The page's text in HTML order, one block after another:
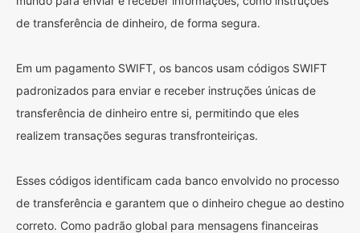
de transferência de dinheiro, de forma segura.
Em um pagamento SWIFT, os bancos usam códigos SWIFT
padronizados para enviar e receber instruções únicas de
transferência de dinheiro entre si, permitindo que eles
realizem transações seguras transfronteiriças.
Esses códigos identificam cada banco envolvido no processo
de transferência e garantem que o dinheiro chegue ao destino
correto. Como padrão global para mensagens financeiras